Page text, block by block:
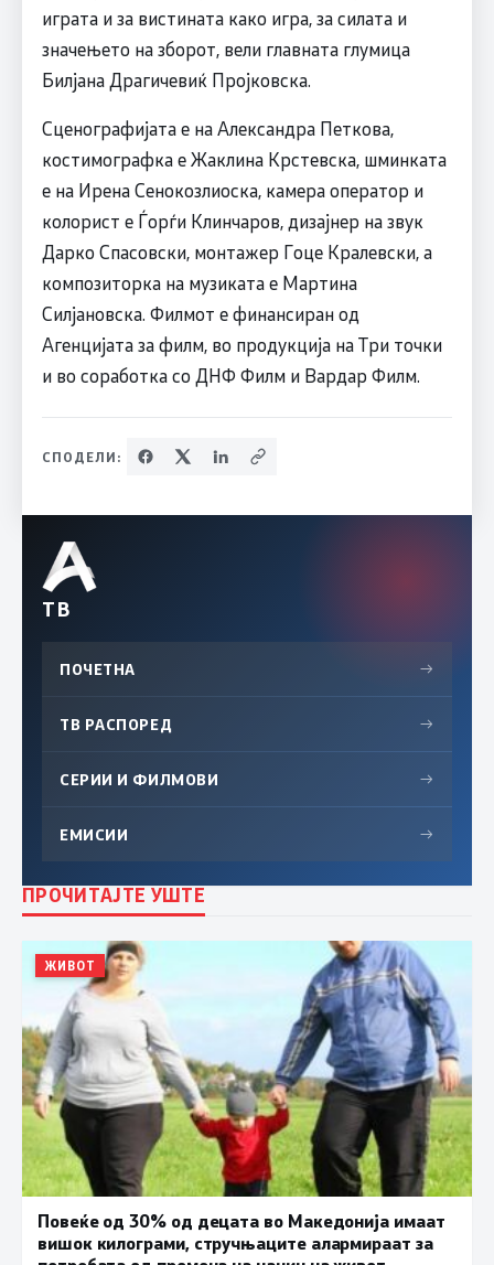
играта и за вистината како игра, за силата и
значењето на зборот, вели главната глумица
Билјана Драгичевиќ Пројковска.
Сценографијата е на Александра Петкова,
костимографка е Жаклина Крстевска, шминката
е на Ирена Сенокозлиоска, камера оператор и
колорист е Ѓорѓи Клинчаров, дизајнер на звук
Дарко Спасовски, монтажер Гоце Кралевски, а
композиторка на музиката е Мартина
Силјановска. Филмот е финансиран од
Агенцијата за филм, во продукција на Три точки
и во соработка со ДНФ Филм и Вардар Филм.
СПОДЕЛИ:
ТВ
ПОЧЕТНА →
ТВ РАСПОРЕД →
СЕРИИ И ФИЛМОВИ →
ЕМИСИИ →
ПРОЧИТАЈТЕ УШТЕ
ЖИВОТ
Повеќе од 30% од децата во Македонија имаат
вишок килограми, стручњаците алармираат за